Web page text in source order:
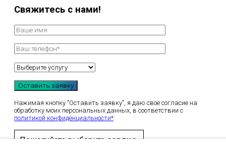
Свяжитесь с нами!
Нажимая кнопку "Оставить заявку", я даю своё согласие на
обработку моих персональных данных, в соответствии с
политикой конфиденциальности*
Пожалуйста выберите сердце